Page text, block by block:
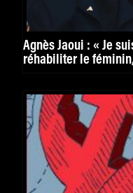
Agnès Jaoui : « Je
réhabiliter le